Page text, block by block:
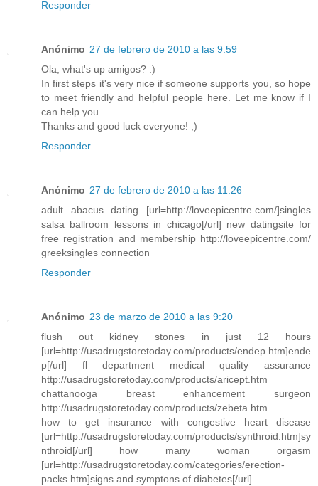
Responder
Anónimo 27 de febrero de 2010 a las 9:59
Ola, what's up amigos? :)
In first steps it's very nice if someone supports you, so hope
to meet friendly and helpful people here. Let me know if I
can help you.
Thanks and good luck everyone! ;)
Responder
Anónimo 27 de febrero de 2010 a las 11:26
adult abacus dating [url=http://loveepicentre.com/]singles
salsa ballroom lessons in chicago[/url] new datingsite for
free registration and membership http://loveepicentre.com/
greeksingles connection
Responder
Anónimo 23 de marzo de 2010 a las 9:20
flush out kidney stones in just 12 hours
[url=http://usadrugstoretoday.com/products/endep.htm]ende
p[/url] fl department medical quality assurance
http://usadrugstoretoday.com/products/aricept.htm
chattanooga breast enhancement surgeon
http://usadrugstoretoday.com/products/zebeta.htm
how to get insurance with congestive heart disease
[url=http://usadrugstoretoday.com/products/synthroid.htm]sy
nthroid[/url] how many woman orgasm
[url=http://usadrugstoretoday.com/categories/erection-
packs.htm]signs and symptons of diabetes[/url]